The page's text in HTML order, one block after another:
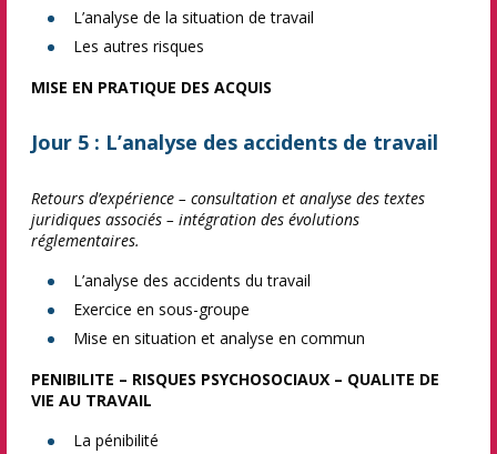
L’analyse de la situation de travail
Les autres risques
MISE EN PRATIQUE DES ACQUIS
Jour 5 : L’analyse des accidents de travail
Retours d’expérience – consultation et analyse des textes
juridiques associés – intégration des évolutions
réglementaires.
L’analyse des accidents du travail
Exercice en sous-groupe
Mise en situation et analyse en commun
PENIBILITE – RISQUES PSYCHOSOCIAUX – QUALITE DE
VIE AU TRAVAIL
La pénibilité